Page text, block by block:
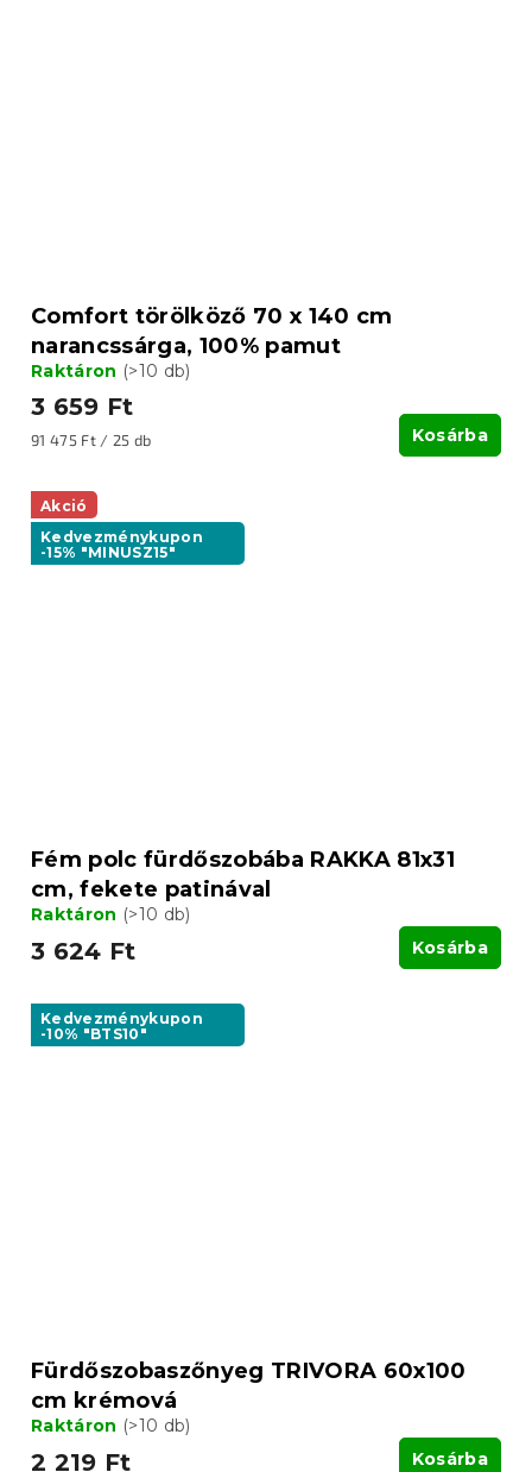
Comfort törölköző 70 x 140 cm
narancssárga, 100% pamut
Raktáron (>10 db)
3 659 Ft
Egységár:
91 475 Ft / 25 db Kosárba
Akció
Kedvezménykupon
-15% "MINUSZ15"
Fém polc fürdőszobába RAKKA 81x31
cm, fekete patinával
Raktáron (>10 db)
3 624 Ft Kosárba
Kedvezménykupon
-10% "BTS10"
Fürdőszobaszőnyeg TRIVORA 60x100
cm krémová
Raktáron (>10 db)
2 219 Ft Kosárba